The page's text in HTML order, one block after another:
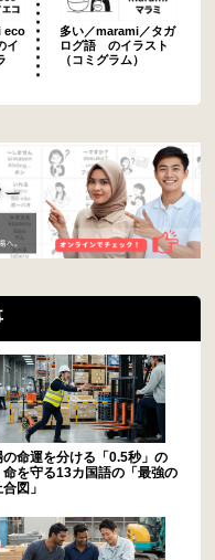
eco
イ
多い／marami／タガ
ログ語 のイラスト
（コミグラム）
の命運を分ける「0.5秒」の
命を守る13カ国語の「最強の
図」